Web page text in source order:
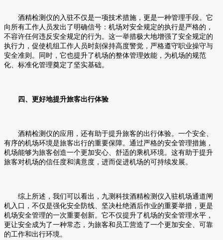
酒精检测仪的入驻不仅是一项技术措施，更是一种管理手段。它
向所有工作人员发出了明确信号：机场对安全规定的执行是严格的，
不容许任何违反安全规定的行为。这一举措极大地增强了安全规定的
执行力，促使机组工作人员时刻保持高度警觉，严格遵守职业操守与
安全准则。同时，它也提升了机场的整体管理效能，为机场的规范
化、标准化管理奠定了坚实基础。
四、更好地提升旅客出行体验
酒精检测仪的应用，还有助于提升旅客的出行体验。一个安全、
有序的机场环境是旅客出行的重要保障。通过严格的安全管理措施，
机场能够为旅客创造一个更加安心、舒适的乘机环境。这有助于提升
旅客对机场的信任度和满意度，进而促进机场的可持续发展。
综上所述，我们可以看出，九测科技酒精检测仪入驻机场通道闸
机入口，不仅是强化安全防线、坚决杜绝酒后作业的重要举措，更是
机场安全管理的一次重要创新。它不仅提升了机场的安全管理水平，
更让安全成为了一种常态，为旅客和员工营造了一个更加安全、可靠
的工作和出行环境。